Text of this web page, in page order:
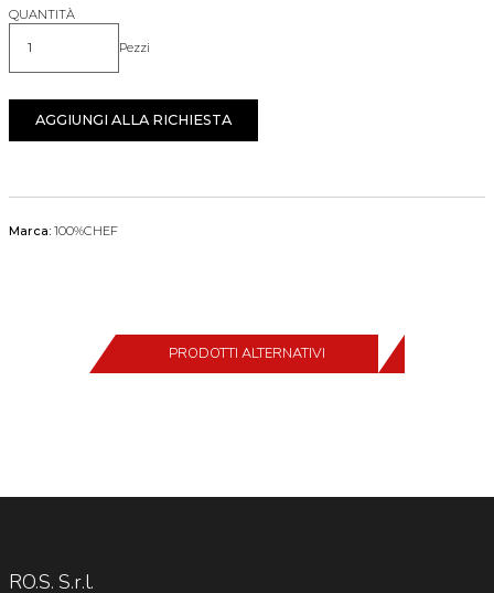
QUANTITÀ
Quantità Pezzi
AGGIUNGI ALLA RICHIESTA
Marca: 100%CHEF
PRODOTTI ALTERNATIVI
RO.S. S.r.l.